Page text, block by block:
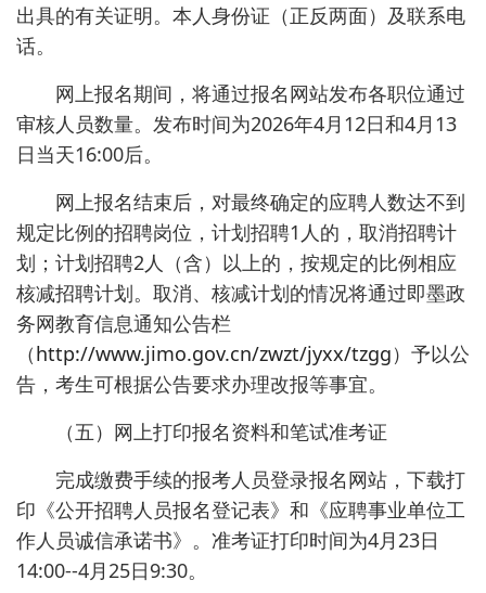
出具的有关证明。本人身份证（正反两面）及联系电
话。
网上报名期间，将通过报名网站发布各职位通过
审核人员数量。发布时间为2026年4月12日和4月13
日当天16:00后。
网上报名结束后，对最终确定的应聘人数达不到
规定比例的招聘岗位，计划招聘1人的，取消招聘计
划；计划招聘2人（含）以上的，按规定的比例相应
核减招聘计划。取消、核减计划的情况将通过即墨政
务网教育信息通知公告栏
（http://www.jimo.gov.cn/zwzt/jyxx/tzgg）予以公
告，考生可根据公告要求办理改报等事宜。
（五）网上打印报名资料和笔试准考证
完成缴费手续的报考人员登录报名网站，下载打
印《公开招聘人员报名登记表》和《应聘事业单位工
作人员诚信承诺书》。准考证打印时间为4月23日
14:00--4月25日9:30。